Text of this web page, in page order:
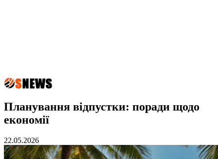
Планування відпустки: поради щодо
економії
22.05.2026